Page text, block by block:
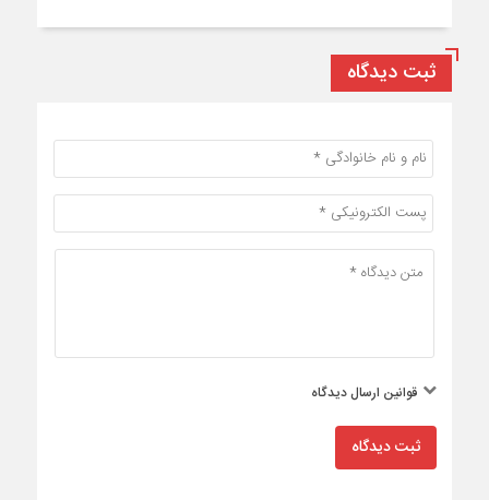
ثبت دیدگاه
قوانین ارسال دیدگاه
ثبت دیدگاه